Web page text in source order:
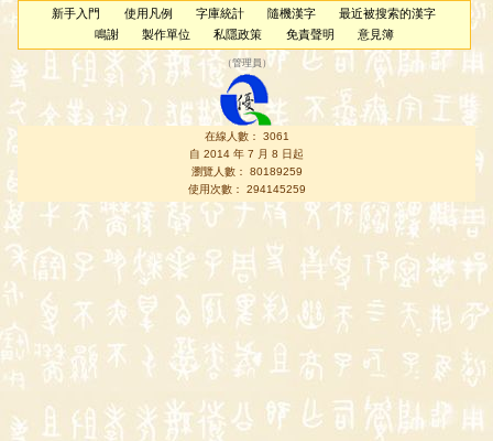
新手入門 使用凡例 字庫統計 隨機漢字
最近被搜索的漢字
鳴謝
製作單位 私隱政策 免責聲明 意見簿
（管理員 ）
在線人數： 3061
自 2014 年 7 月 8 日起
瀏覽人數： 80189259
使用次數： 294145259